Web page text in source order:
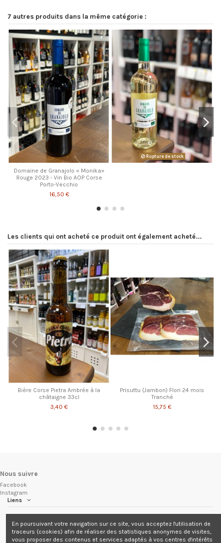
7 autres produits dans la même catégorie :
Domaine de Granajolo « Monika»
Rouge 2023 - Vin Bio AOP Corse
Porto-Vecchio
16,50 €
Rupture de stock
Les clients qui ont acheté ce produit ont également acheté...
Bière Corse Pietra Ambrée à la
châtaigne 33cl
3,40 €
Prisuttu (Jambon) Flori 24 mois
Tranché
15,75 €
Nous suivre
Facebook
Instagram
Liens
Nous suivre
En poursuivant votre navigation sur ce site, vous acceptez l'utilisation de
traceurs (cookies) afin de réaliser des statistiques anonymes de visites,
vous proposer des contenus et services adaptés à vos centres d'intérêts